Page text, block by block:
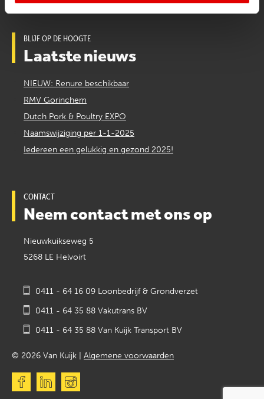
BLIJF OP DE HOOGTE
Laatste nieuws
NIEUW: Renure beschikbaar
RMV Gorinchem
Dutch Pork & Poultry EXPO
Naamswijziging per 1-1-2025
Iedereen een gelukkig en gezond 2025!
CONTACT
Neem contact met ons op
Nieuwkuikseweg 5
5268 LE Helvoirt
0411 - 64 16 09 Loonbedrijf & Grondverzet
0411 - 64 35 88 Vakutrans BV
0411 - 64 35 88 Van Kuijk Transport BV
© 2026 Van Kuijk | Algemene voorwaarden